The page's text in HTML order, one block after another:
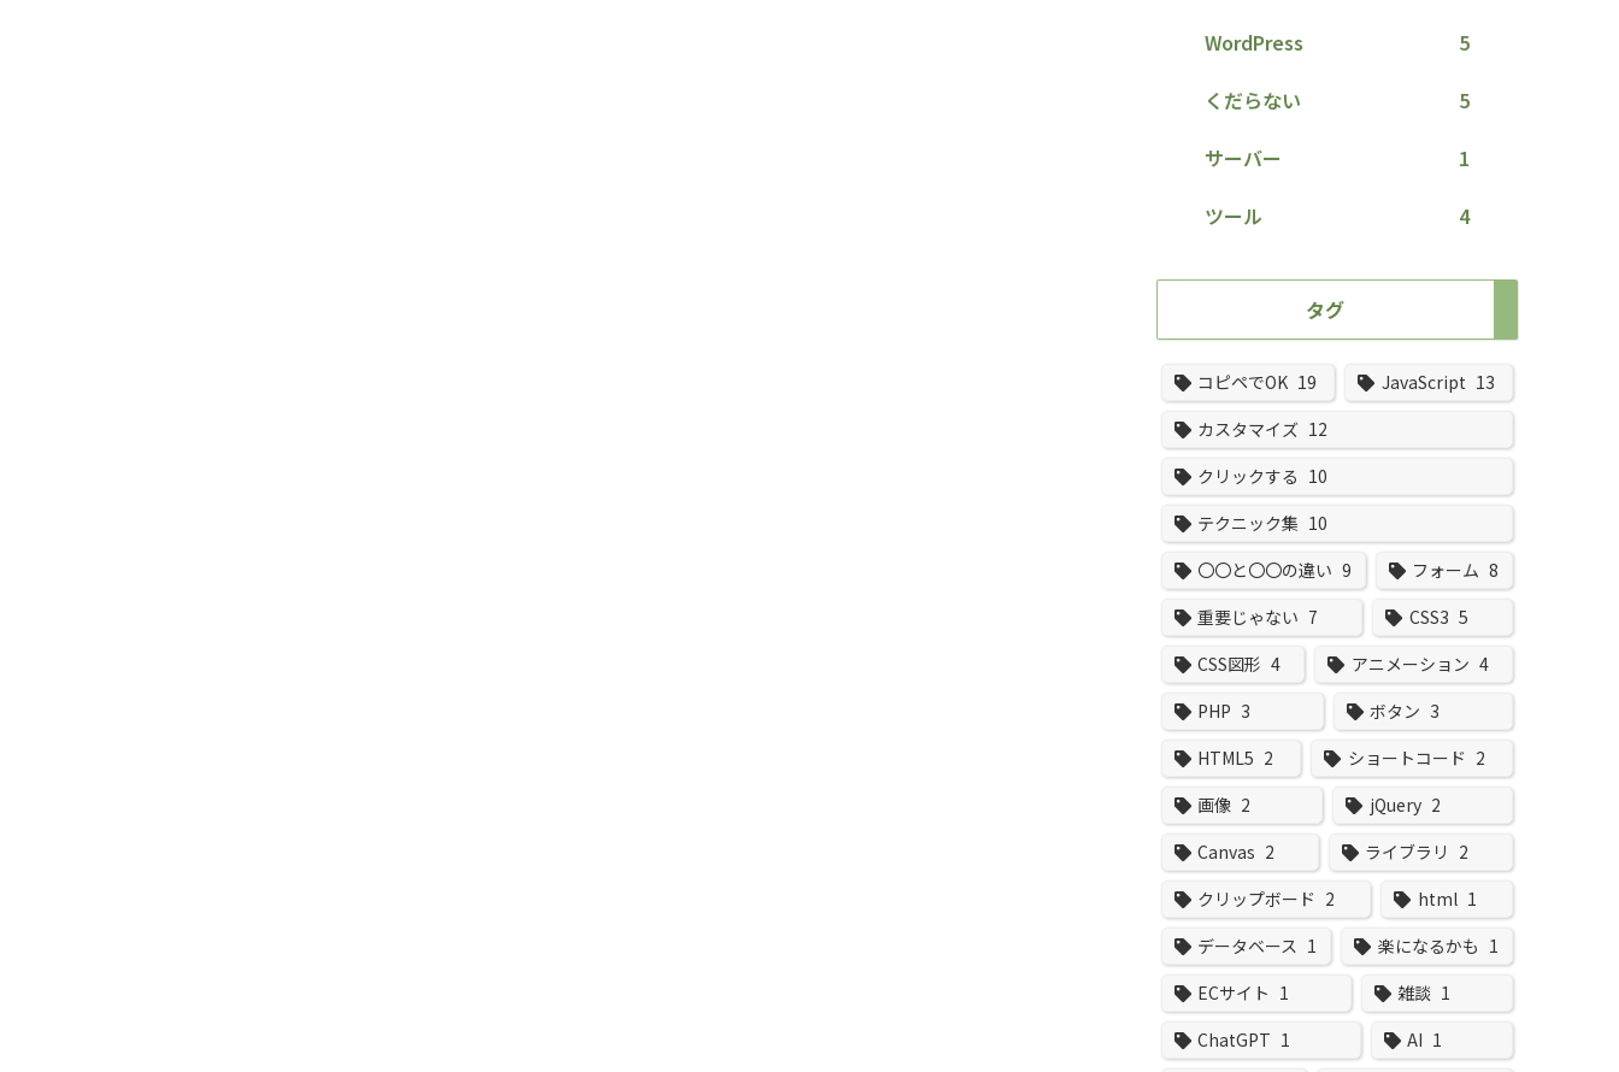
WordPress
5
くだらない
5
サーバー
1
ツール
4
タグ
コピペでOK 19 JavaScript 13
カスタマイズ 12
クリックする 10
テクニック集 10
〇〇と〇〇の違い 9 フォーム 8
重要じゃない 7 CSS3 5
CSS図形 4 アニメーション 4
PHP 3 ボタン 3
HTML5 2 ショートコード 2
画像 2 jQuery 2
Canvas 2 ライブラリ 2
クリップボード 2 html 1
データベース 1 楽になるかも 1
ECサイト 1 雑談 1
ChatGPT 1 AI 1